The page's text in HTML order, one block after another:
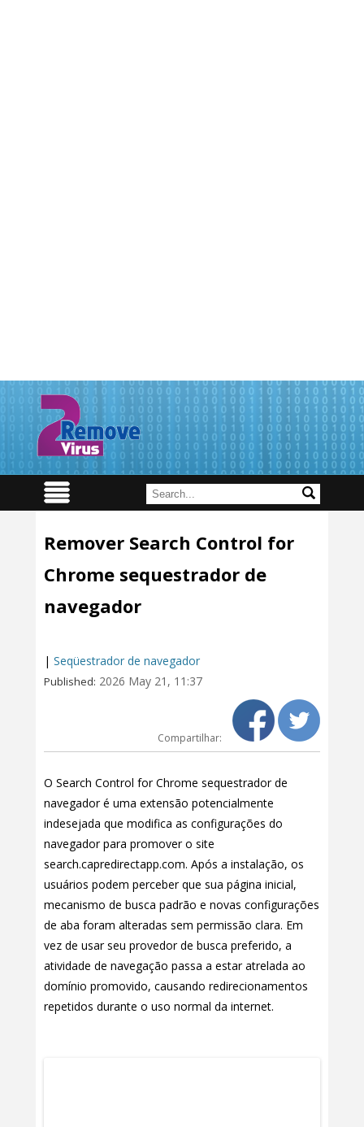
Remover Search Control for
Chrome sequestrador de
navegador
| Seqüestrador de navegador
Published: 2026 May 21, 11:37
Compartilhar:
O Search Control for Chrome sequestrador de
navegador é uma extensão potencialmente
indesejada que modifica as configurações do
navegador para promover o site
search.capredirectapp.com. Após a instalação, os
usuários podem perceber que sua página inicial,
mecanismo de busca padrão e novas configurações
de aba foram alteradas sem permissão clara. Em
vez de usar seu provedor de busca preferido, a
atividade de navegação passa a estar atrelada ao
domínio promovido, causando redirecionamentos
repetidos durante o uso normal da internet.